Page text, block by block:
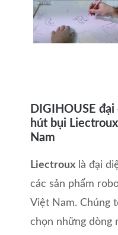
DIGIHOUSE
hút bụi
Nam
Liectroux là đại
các sản phẩm
Việt Nam. Chúng
chọn những dòng